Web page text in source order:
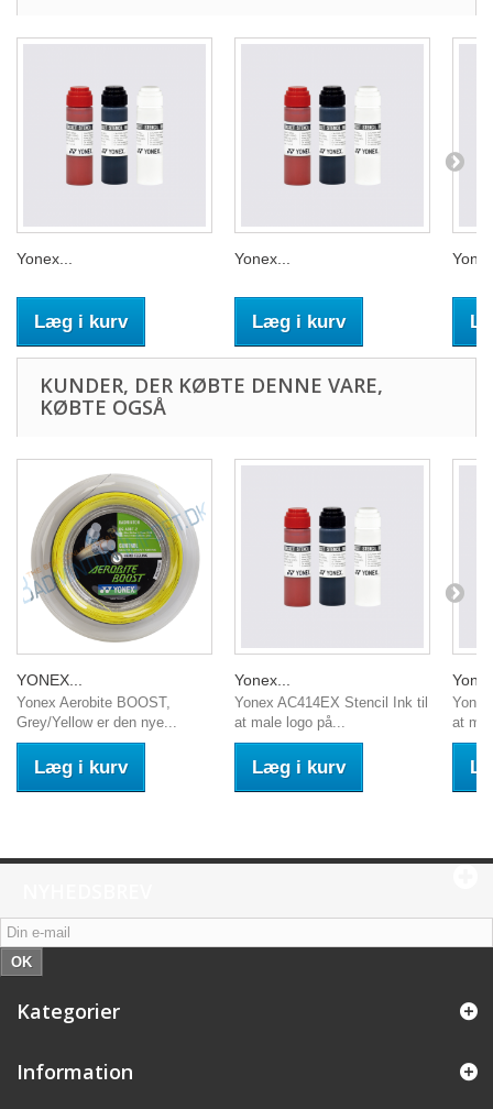
Yonex...
Læg i kurv
Yonex...
Læg i kurv
KUNDER, DER KØBTE DENNE VARE,
KØBTE OGSÅ
YONEX...
Yonex Aerobite BOOST,
Grey/Yellow er den nye...
Læg i kurv
Yonex...
Yonex AC414EX Stencil Ink til
at male logo på...
Læg i kurv
at
OK
Kategorier
Information